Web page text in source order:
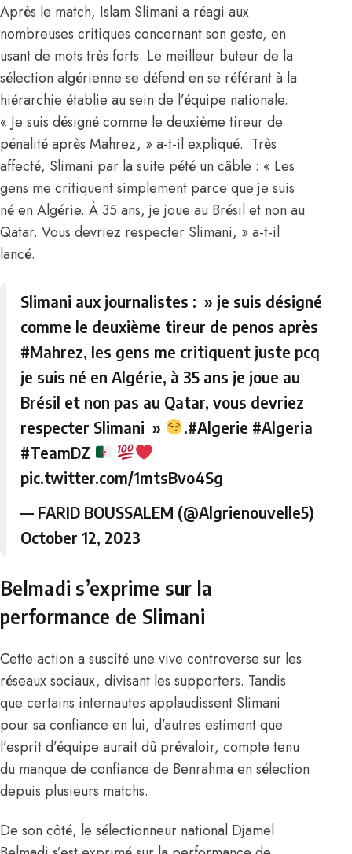
Après le match, Islam Slimani a réagi aux
nombreuses critiques concernant son geste, en
usant de mots très forts. Le meilleur buteur de la
sélection algérienne se défend en se référant à la
hiérarchie établie au sein de l’équipe nationale.
« Je suis désigné comme le deuxième tireur de
pénalité après Mahrez, » a-t-il expliqué. Très
affecté, Slimani par la suite pété un câble : « Les
gens me critiquent simplement parce que je suis
né en Algérie. À 35 ans, je joue au Brésil et non au
Qatar. Vous devriez respecter Slimani, » a-t-il
lancé.
Slimani aux journalistes : » je suis désigné
comme le deuxième tireur de penos après
#Mahrez, les gens me critiquent juste pcq
je suis né en Algérie, à 35 ans je joue au
Brésil et non pas au Qatar, vous devriez
respecter Slimani »
.#Algerie #Algeria
#TeamDZ
pic.twitter.com/1mtsBvo4Sg
— FARID BOUSSALEM (@Algrienouvelle5)
October 12, 2023
Belmadi s’exprime sur la
performance de Slimani
Cette action a suscité une vive controverse sur les
réseaux sociaux, divisant les supporters. Tandis
que certains internautes applaudissent Slimani
pour sa confiance en lui, d’autres estiment que
l’esprit d’équipe aurait dû prévaloir, compte tenu
du manque de confiance de Benrahma en sélection
depuis plusieurs matchs.
De son côté, le sélectionneur national Djamel